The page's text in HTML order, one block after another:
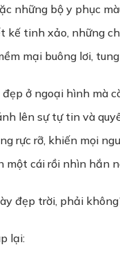
những bộ y phục
kế tinh xảo, những
mại buông lơi,
ở ngoại hình mà
lên sự tự tin và
rực rỡ, khiến mọi
một cái rồi nhìn hắn
đẹp trời, phải
lại: